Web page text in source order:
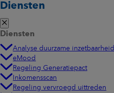
Diensten
Diensten
Analyse duurzame inzetbaarheid
eMood
Regeling Generatiepact
Inkomensscan
Regeling vervroegd uittreden